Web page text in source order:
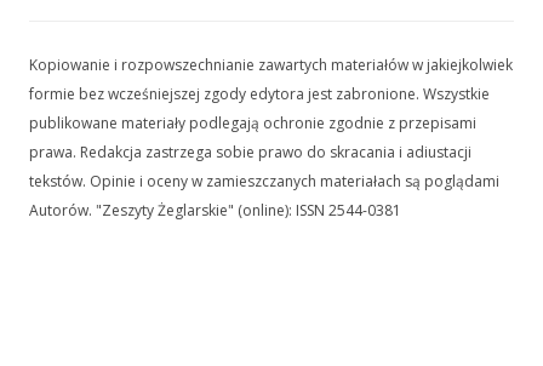
Kopiowanie i rozpowszechnianie zawartych materiałów w jakiejkolwiek
formie bez wcześniejszej zgody edytora jest zabronione. Wszystkie
publikowane materiały podlegają ochronie zgodnie z przepisami
prawa. Redakcja zastrzega sobie prawo do skracania i adiustacji
tekstów. Opinie i oceny w zamieszczanych materiałach są poglądami
Autorów. "Zeszyty Żeglarskie" (online): ISSN 2544-0381